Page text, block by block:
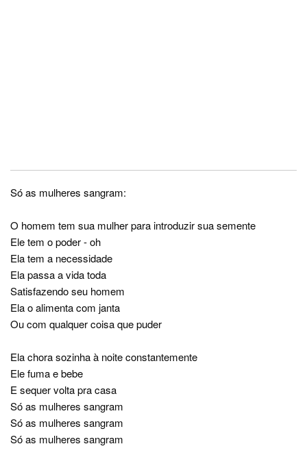
Só as mulheres sangram:
O homem tem sua mulher para introduzir sua semente
Ele tem o poder - oh
Ela tem a necessidade
Ela passa a vida toda
Satisfazendo seu homem
Ela o alimenta com janta
Ou com qualquer coisa que puder
Ela chora sozinha à noite constantemente
Ele fuma e bebe
E sequer volta pra casa
Só as mulheres sangram
Só as mulheres sangram
Só as mulheres sangram